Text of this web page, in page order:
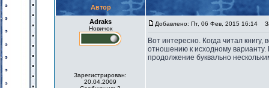
Автор
Adraks
Новичок
Зарегистрирован:
20.04.2009
Добавлено: Пт, 06 Фев, 2015 16:14
Вот интересно. Когда читал
отношению к исходному
продолжение буквально